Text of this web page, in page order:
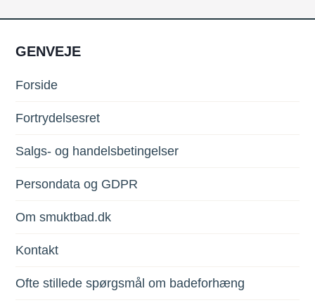
GENVEJE
Forside
Fortrydelsesret
Salgs- og handelsbetingelser
Persondata og GDPR
Om smuktbad.dk
Kontakt
Ofte stillede spørgsmål om badeforhæng